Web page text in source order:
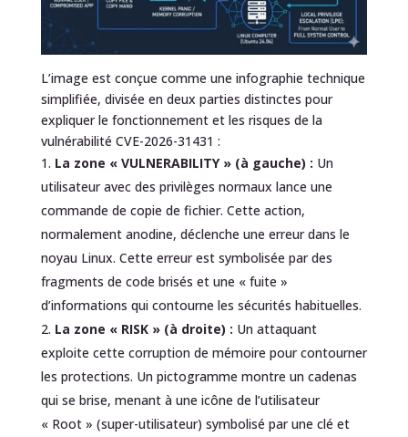
L’image est conçue comme une infographie technique
simplifiée, divisée en deux parties distinctes pour
expliquer le fonctionnement et les risques de la
vulnérabilité CVE-2026-31431 :
La zone « VULNERABILITY » (à gauche) : Un
utilisateur avec des privilèges normaux lance une
commande de copie de fichier. Cette action,
normalement anodine, déclenche une erreur dans le
noyau Linux. Cette erreur est symbolisée par des
fragments de code brisés et une « fuite »
d’informations qui contourne les sécurités habituelles.
La zone « RISK » (à droite) : Un attaquant
exploite cette corruption de mémoire pour contourner
les protections. Un pictogramme montre un cadenas
qui se brise, menant à une icône de l’utilisateur
« Root » (super-utilisateur) symbolisé par une clé et